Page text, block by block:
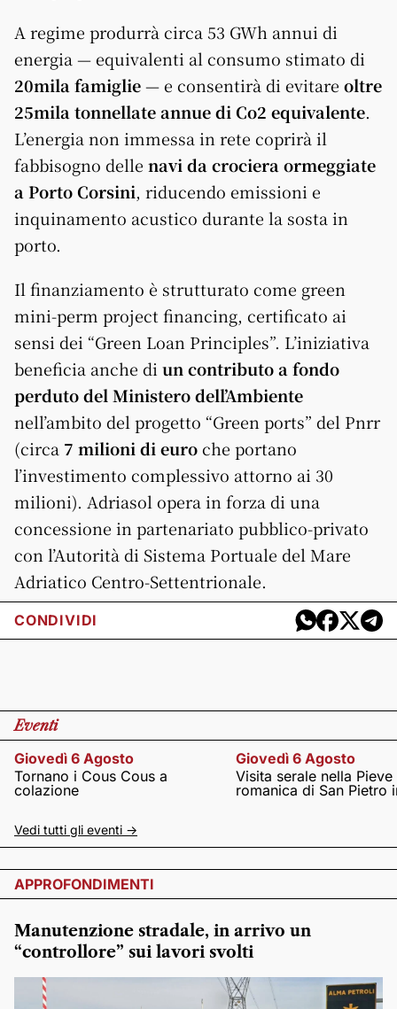
A regime produrrà circa 53 GWh annui di
energia — equivalenti al consumo stimato di
20mila famiglie— e consentirà di evitare oltre
25mila tonnellate annue di Co2 equivalente.
L’energia non immessa in rete coprirà il
fabbisogno delle navi da crociera ormeggiate
a Porto Corsini, riducendo emissioni e
inquinamento acustico durante la sosta in
porto.
Il finanziamento è strutturato come green
mini-perm project financing, certificato ai
sensi dei “Green Loan Principles”. L’iniziativa
beneficia anche di un contributo a fondo
perduto del Ministero dell’Ambiente
nell’ambito del progetto “Green ports” del Pnrr
(circa 7 milioni di euroche portano
l’investimento complessivo attorno ai 30
milioni). Adriasol opera in forza di una
concessione in partenariato pubblico-privato
con l’Autorità di Sistema Portuale del Mare
Adriatico Centro-Settentrionale.
CONDIVIDI
Eventi
Giovedì 6 Agosto
Tornano i Cous Cous a
colazione
Giovedì 6 Agosto
Visita serale nella Pieve
romanica di San Pietro
Vedi tutti gli eventi ->
APPROFONDIMENTI
Manutenzione stradale, in arrivo un
“controllore” sui lavori svolti